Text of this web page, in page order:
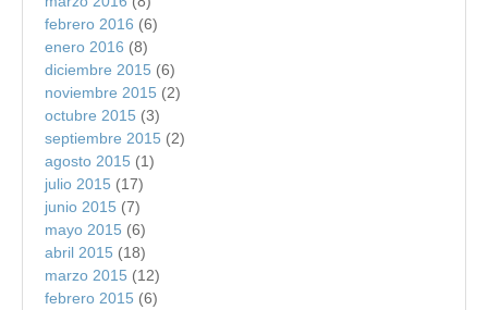
febrero 2016 (6)
enero 2016 (8)
diciembre 2015 (6)
noviembre 2015 (2)
octubre 2015 (3)
septiembre 2015 (2)
agosto 2015 (1)
julio 2015 (17)
junio 2015 (7)
mayo 2015 (6)
abril 2015 (18)
marzo 2015 (12)
febrero 2015 (6)